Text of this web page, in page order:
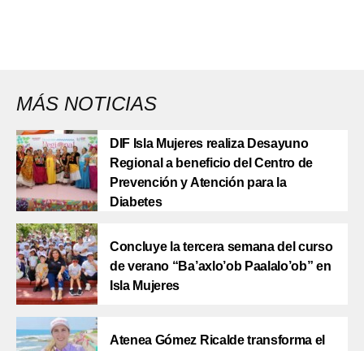
MÁS NOTICIAS
DIF Isla Mujeres realiza Desayuno
Regional a beneficio del Centro de
Prevención y Atención para la
Diabetes
Concluye la tercera semana del curso
de verano “Ba’axlo’ob Paalalo’ob” en
Isla Mujeres
Atenea Gómez Ricalde transforma el